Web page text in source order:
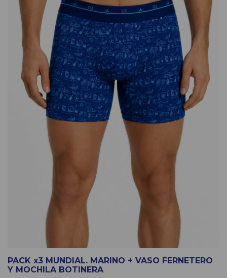
PACK x3 MUNDIAL. MARINO + VASO FERNETERO
Y MOCHILA BOTINERA